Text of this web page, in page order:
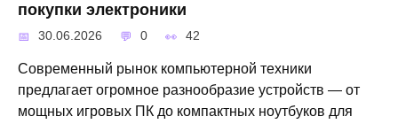
покупки электроники
30.06.2026 0 42
Современный рынок компьютерной техники
предлагает огромное разнообразие устройств — от
мощных игровых ПК до компактных ноутбуков для